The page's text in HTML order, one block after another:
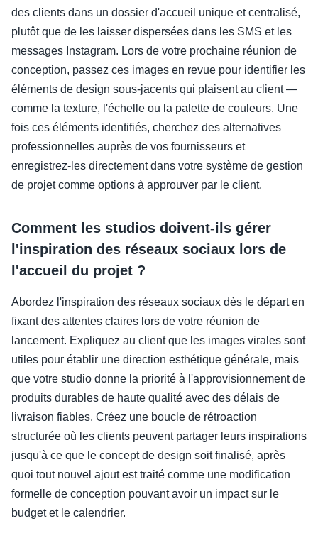
des clients dans un dossier d'accueil unique et centralisé,
plutôt que de les laisser dispersées dans les SMS et les
messages Instagram. Lors de votre prochaine réunion de
conception, passez ces images en revue pour identifier les
éléments de design sous-jacents qui plaisent au client —
comme la texture, l'échelle ou la palette de couleurs. Une
fois ces éléments identifiés, cherchez des alternatives
professionnelles auprès de vos fournisseurs et
enregistrez-les directement dans votre système de gestion
de projet comme options à approuver par le client.
Comment les studios doivent-ils gérer
l'inspiration des réseaux sociaux lors de
l'accueil du projet ?
Abordez l'inspiration des réseaux sociaux dès le départ en
fixant des attentes claires lors de votre réunion de
lancement. Expliquez au client que les images virales sont
utiles pour établir une direction esthétique générale, mais
que votre studio donne la priorité à l'approvisionnement de
produits durables de haute qualité avec des délais de
livraison fiables. Créez une boucle de rétroaction
structurée où les clients peuvent partager leurs inspirations
jusqu'à ce que le concept de design soit finalisé, après
quoi tout nouvel ajout est traité comme une modification
formelle de conception pouvant avoir un impact sur le
budget et le calendrier.